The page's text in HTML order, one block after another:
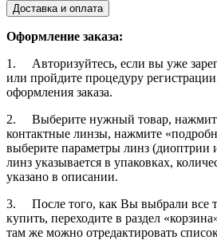
Доставка и оплата
Оформление заказа:
1. Авторизуйтесь, если вы уже
или пройдите процедуру
оформления заказа.
2. Выберите нужный товар,
контактные линзы, нажмите
выберите параметры линз (диоптрии
линз указывается в упаковках,
указано в описании.
3. После того, как Вы выбрали все
купить, переходите в раздел
там же можно отредактировать